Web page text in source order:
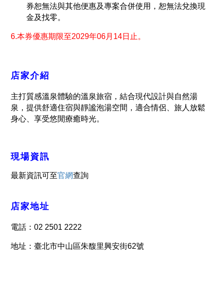
券恕無法與其他便惠及專案合併使用，恕無法兌換現
金及找零。
6.本券優惠期限至2029年06月14日止。
店家介紹
主打質感溫泉體驗的溫泉旅宿，結合現代設計與自然湯
泉，提供舒適住宿與靜謐泡湯空間，適合情侶、旅人放鬆
身心、享受悠閒療癒時光。
現場資訊
最新資訊可至官網查詢
店家地址
電話： 02 2501 2222
地址： 臺北市中山區朱馥里興安街62號